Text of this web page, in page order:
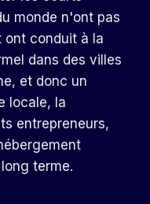
monde n'ont pas
ont conduit à la
dans des villes
et donc un
locale, la
entrepreneurs,
terme.